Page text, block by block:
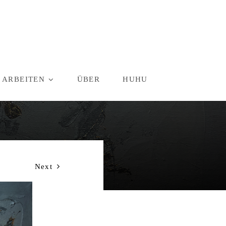
ARBEITEN ÜBER HUHU
Next